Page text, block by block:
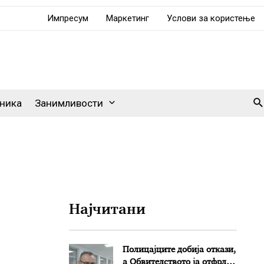
Импресум Маркетинг Услови за користење
Занимливости
Најчитани
Полицајците добија откази,
а Обвителството ја отфрли